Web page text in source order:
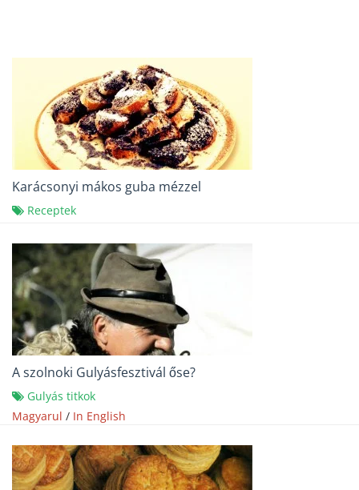
Karácsonyi mákos guba mézzel
Receptek
A szolnoki Gulyásfesztivál őse?
Gulyás titkok
Magyarul / In English